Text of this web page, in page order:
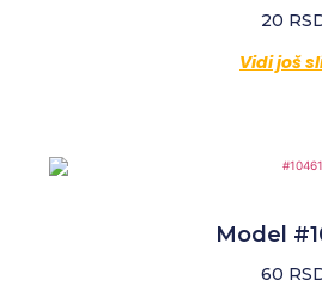
20
Vidi još
Model
60